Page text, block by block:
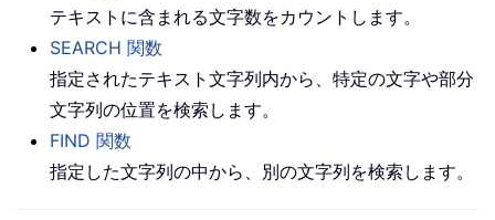
テキストに含まれる文字数をカウントします。
SEARCH 関数
指定されたテキスト文字列内から、特定の文字や部分
文字列の位置を検索します。
FIND 関数
指定した文字列の中から、別の文字列を検索します。